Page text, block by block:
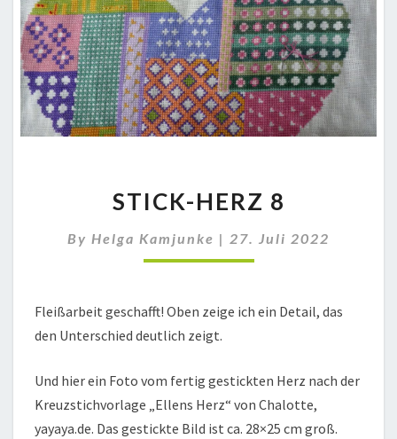
HERZ
STICK-HERZ 8
By Helga Kamjunke | 27. Juli 2022
Fleißarbeit geschafft! Oben zeige ich ein Detail, das
den Unterschied deutlich zeigt.
Und hier ein Foto vom fertig gestickten Herz nach der
Kreuzstichvorlage „Ellens Herz“ von Chalotte,
yayaya.de. Das gestickte Bild ist ca. 28×25 cm groß.